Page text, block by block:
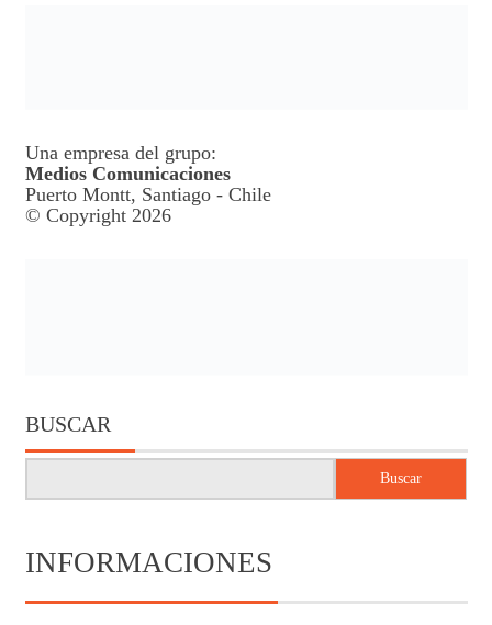
Una empresa del grupo:
Medios Comunicaciones
Puerto Montt, Santiago - Chile
© Copyright 2026
BUSCAR
Buscar
INFORMACIONES